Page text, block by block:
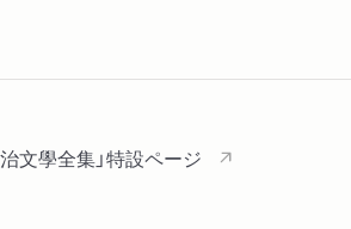
治文學全集」特設ページ